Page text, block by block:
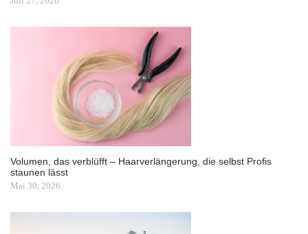
Volumen, das verblüfft – Haarverlängerung, die selbst Profis
staunen lässt
Mai 30, 2026